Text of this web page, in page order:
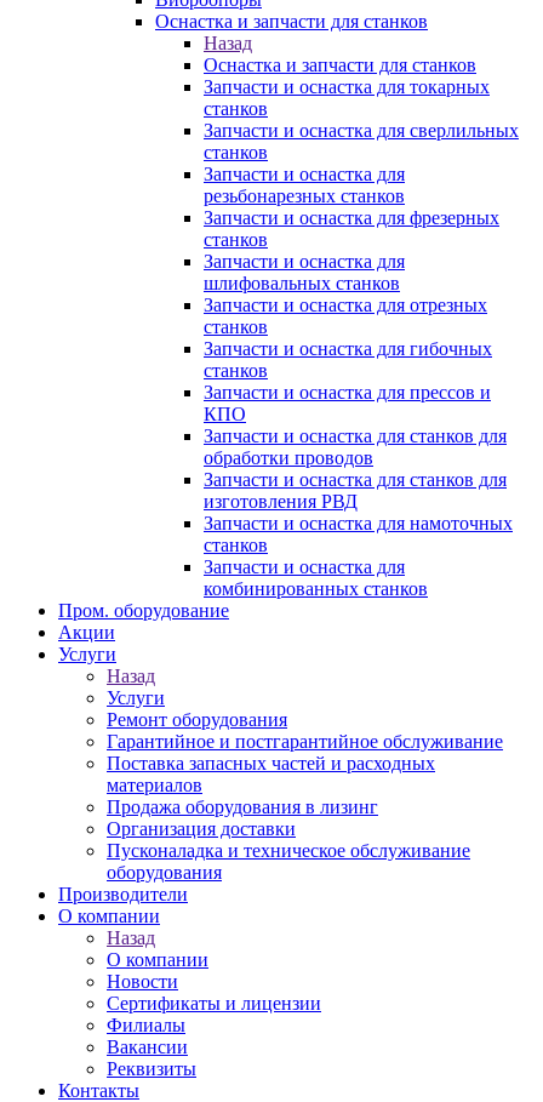
Оснастка и запчасти для станков
Назад
Оснастка и запчасти для станков
Запчасти и оснастка для токарных
станков
Запчасти и оснастка для сверлильных
станков
Запчасти и оснастка для
резьбонарезных станков
Запчасти и оснастка для фрезерных
станков
Запчасти и оснастка для
шлифовальных станков
Запчасти и оснастка для отрезных
станков
Запчасти и оснастка для гибочных
станков
Запчасти и оснастка для прессов и
КПО
Запчасти и оснастка для станков для
обработки проводов
Запчасти и оснастка для станков для
изготовления РВД
Запчасти и оснастка для намоточных
станков
Запчасти и оснастка для
комбинированных станков
Пром. оборудование
Акции
Услуги
Назад
Услуги
Ремонт оборудования
Гарантийное и постгарантийное обслуживание
Поставка запасных частей и расходных
материалов
Продажа оборудования в лизинг
Организация доставки
Пусконаладка и техническое обслуживание
оборудования
Производители
О компании
Назад
О компании
Новости
Сертификаты и лицензии
Филиалы
Вакансии
Реквизиты
Контакты